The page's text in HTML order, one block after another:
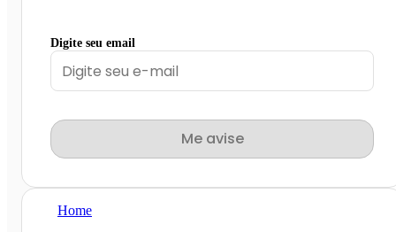
Digite seu email
Me avise
Home